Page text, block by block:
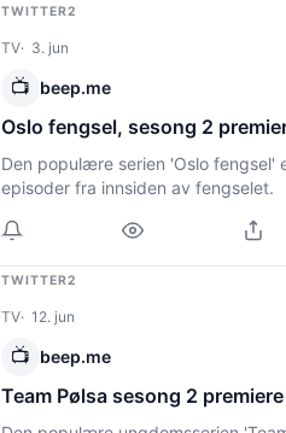
TWITTER2
TV 3. jun
📺 beep.me
Oslo fengsel, sesong 2
Den populære serien 'Oslo fengsel'
episoder fra innsiden av fengselet.
TWITTER2
TV 12. jun
📺 beep.me
Team Pølsa sesong 2 premiere